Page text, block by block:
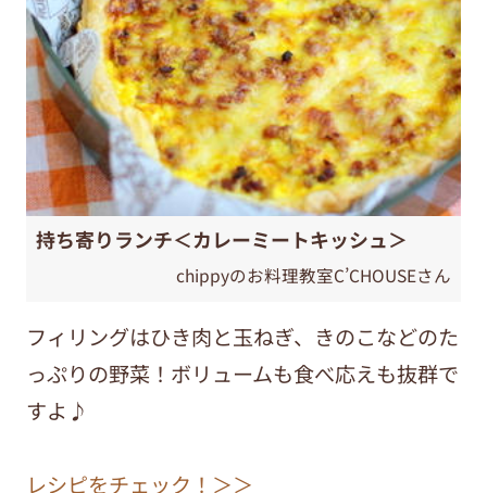
持ち寄りランチ＜カレーミートキッシュ＞
chippyのお料理教室C’CHOUSEさん
フィリングはひき肉と玉ねぎ、きのこなどのた
っぷりの野菜！ボリュームも食べ応えも抜群で
すよ♪
レシピをチェック！＞＞